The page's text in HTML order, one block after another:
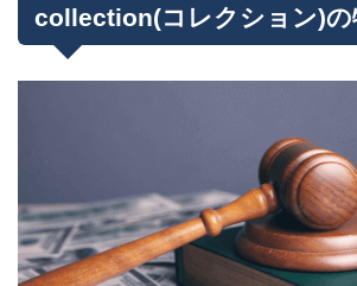
collection(コレクション)の